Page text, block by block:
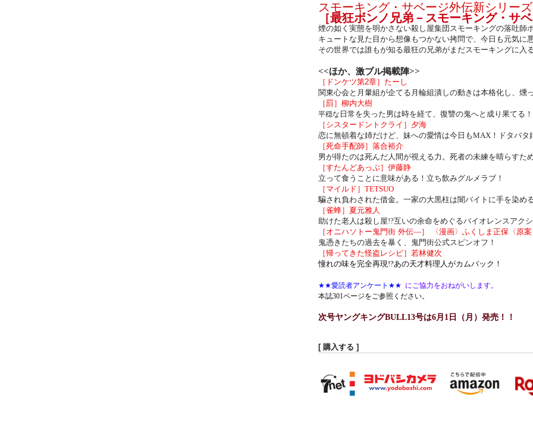
スモーキング・サベージ外伝新シリー
［最狂ボンノ兄弟－スモーキング・サ
煙の如く実態を明かさない殺し屋集団スモーキングの落吐師
キュートな見た目から想像もつかない拷問で、今日も元気に
その世界では誰もが知る最狂の兄弟がまだスモーキングに入
<<ほか、激ブル掲載陣>>
［ドンケツ第2章］たーし
関東心会と月暈組が企てる月輪組潰しの動きは本格化し、燻
［罰］柳内大樹
平穏な 日常を失った男は時を経て、復讐の鬼へと成り果てる
［シスタードントクライ］夕海
恋に無頓着な姉だけど、妹への愛情は今日もMAX ！ドタバ
［死命手配師］落合裕介
男が得たのは死んだ人間が視える力。死者の未練を晴らすた
［すたんどあっぷ］伊藤静
立って食うことに意味がある！立ち飲みグルメラブ！
［マイルド］ TETSUO
騙され負わされた借金。一家の大黒柱は闇バイトに手を染め
［雀蜂］夏元雅人
助けた老人は殺し屋!?互いの余命をめぐるバイオレンスアク
［オニハソトー鬼門街 外伝―］
〈漫画〉ふくしま正保〈原
鬼憑きたちの過去を暴く、鬼門街公式スピンオフ！
［帰ってきた怪盗レシピ］若林健次
憧れの味を完全再現!?あの天才料理人がカムバック！
★★愛読者アンケート ★★ にご協力をおねがいします。
本誌301ページをご参照ください。
次号ヤングキングBULL13号は6月 1 日（月）発売！！
[ 購入する ]